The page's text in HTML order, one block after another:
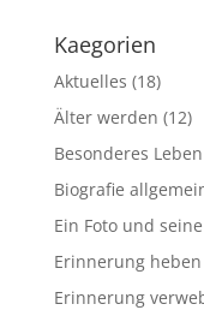
Kaegorien
Aktuelles (18)
Älter werden (12)
Besonderes Leben
Biografie
Ein Foto und
Erinnerung heben
Erinnerung